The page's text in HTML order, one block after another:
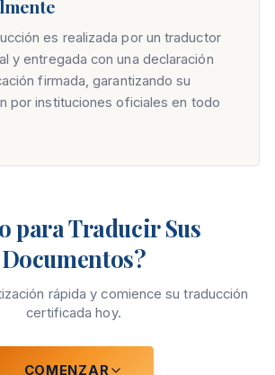
es realizada por un traductor
y entregada con una declaración
firmada, garantizando su
por instituciones oficiales en todo
para Traducir Sus
Documentos?
rápida y comience su traducción
certificada hoy.
COMENZAR